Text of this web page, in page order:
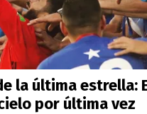
la última estrella:
por última vez